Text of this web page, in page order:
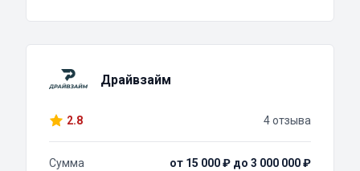
Драйвзайм
2.8 4 отзыва
Сумма
от 15 000 ₽ до 3 000 000 ₽